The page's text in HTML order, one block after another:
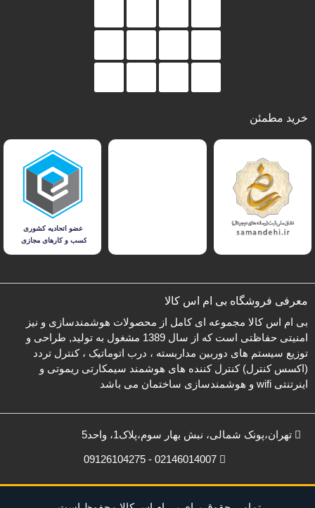
خرید مطمئن
معرفی فروشگاه بی ام اس کالا
بی ام اس کالا مجموعه ای کامل از محصولات هوشمندسازی و نیز
امنیتی حفاظتی است که از سال 1389 مشغول به تولید, طراحی و
توزیع سیستم های دوربین مداربسته ، درب اتوماتیک ، کنترل تردد
(اکسس کنترل) کنترل کننده های هوشمند سیمکارتی ریموتی و
اینرتنتی wifi و هوشمندسازی ساختمان می باشد
تهران،پونک شمالی، نبش بهار سوم،پلاک1، واحد5
02146014007 - 09126104275